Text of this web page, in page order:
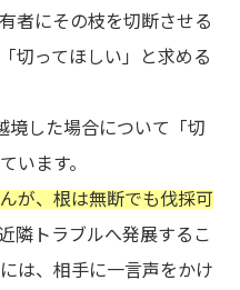
者にその枝を切断させる
切ってほしい」と求める
境した場合について「切
います。
が、根は無断でも伐採可
隣トラブルへ発展するこ
は、相手に一言声をかけ